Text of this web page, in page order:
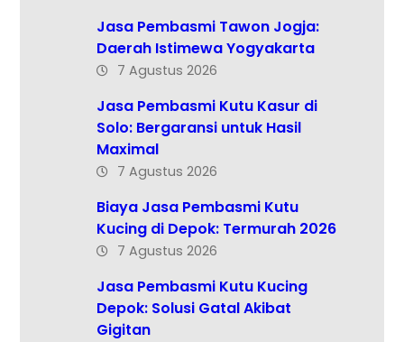
Jasa Pembasmi Tawon Jogja:
Daerah Istimewa Yogyakarta
7 Agustus 2026
Jasa Pembasmi Kutu Kasur di
Solo: Bergaransi untuk Hasil
Maximal
7 Agustus 2026
Biaya Jasa Pembasmi Kutu
Kucing di Depok: Termurah 2026
7 Agustus 2026
Jasa Pembasmi Kutu Kucing
Depok: Solusi Gatal Akibat
Gigitan